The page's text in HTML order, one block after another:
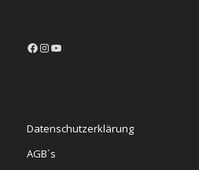
Facebook
Instagram
YouTube
Datenschutzerklärung
AGB´s